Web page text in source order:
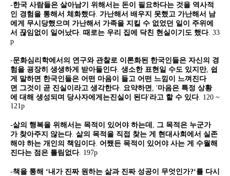
-한국 사람들은 살아남기 위해서는 돈이 필요하다는 것을 역사적
인
경험을 통해서 체화했다. 가난해서 배우지 못했고 가난해서 남
에게 무시당했으며 가난해서 가족을 지킬 수 없었던 일이
주위에
서 끊임없이 일어났다. 때로는 우리 집에 닥친 현실이기도 했다. 33
p
-문화심리학에서의 연구와 관찰로 이론화된 한국인들은 자신의 경
험을 굉장히 생생하게 받아들인다. 생소한 표현일 수도 있지만, 쉽
게 말하면 한국인들은 어떤 마음이 들고 어떤 느낌이
느껴진다
면 그것이 곧 진실이라고 생각한다. 요약하면 , '마음은 특정 상황
에 대해 생성되며 당사자에게는진실이 된다'라고 할 수 있다. 120 ~
121p
-삶의 행복을 위해서는 목적이 있어야 하는데 그 목적은 누군가
가 찾아주지 않는다. 삶의 목적을 직접 찾는 게 현대사회에서 실존
해야 하는 개인의 책임이다. 어쨌든 목적이 있어야 사는 게 수월해
진다는 점은 틀림없다. 197p
-책을 통해 ‘내가 진짜 원하는 삶과 진짜 성공이 무엇인가?‘를 다시